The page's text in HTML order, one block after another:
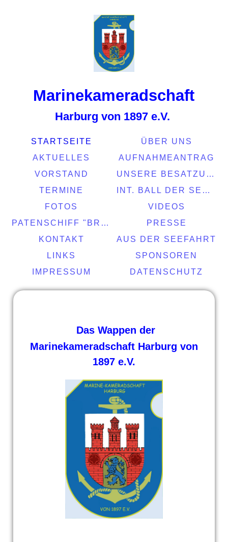
Marinekameradschaft
Harburg von 1897 e.V.
STARTSEITE
ÜBER UNS
AKTUELLES
AUFNAHMEANTRAG
VORSTAND
UNSERE BESATZUNG
TERMINE
INT. BALL DER SEEFAHRT 2022
FOTOS
VIDEOS
PATENSCHIFF "BRASIL"
PRESSE
KONTAKT
AUS DER SEEFAHRT
LINKS
SPONSOREN
IMPRESSUM
DATENSCHUTZ
Das Wappen der
Marinekameradschaft Harburg von
1897 e.V.